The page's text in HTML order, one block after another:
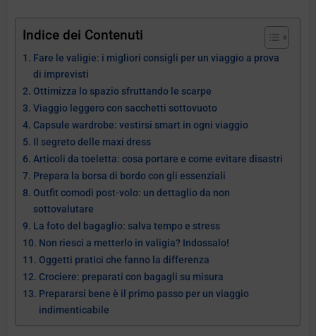
Indice dei Contenuti
Fare le valigie: i migliori consigli per un viaggio a prova
di imprevisti
Ottimizza lo spazio sfruttando le scarpe
Viaggio leggero con sacchetti sottovuoto
Capsule wardrobe: vestirsi smart in ogni viaggio
Il segreto delle maxi dress
Articoli da toeletta: cosa portare e come evitare disastri
Prepara la borsa di bordo con gli essenziali
Outfit comodi post-volo: un dettaglio da non
sottovalutare
La foto del bagaglio: salva tempo e stress
Non riesci a metterlo in valigia? Indossalo!
Oggetti pratici che fanno la differenza
Crociere: preparati con bagagli su misura
Prepararsi bene è il primo passo per un viaggio
indimenticabile